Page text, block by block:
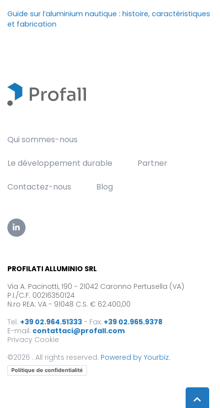
Guide sur l’aluminium nautique : histoire, caractéristiques
et fabrication
Qui sommes-nous
Le développement durable Partner
Contactez-nous Blog
PROFILATI ALLUMINIO SRL
Via A. Pacinotti, 190 - 21042 Caronno Pertusella (VA)
P.I./C.F. 00216350124
N.ro REA: VA - 91048 C.S. € 62.400,00
Tel: +39 02.964.51333 - Fax: +39 02.965.9378
E-mail: contattaci@profall.com
Privacy Cookie
©2026 . All rights reserved. Powered by Yourbiz.
Politique de confidentialité